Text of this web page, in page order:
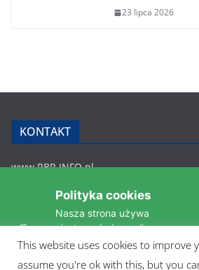
23 lipca 2026
KONTAKT
www.RBR.INFO.pl
36-200 Brzozów
rbr.info.pl@gmail.com
POLITYKA PRYWATNOŚCI
This website uses cookies to improve
assume you're ok with this, but you
Polityka cookies
Nasza strona używa
ciasteczek do analizy
statystyk i zapewnienia